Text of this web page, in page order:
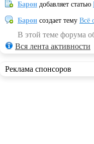
Барон добавляет статью
Барон создает тему Всё
В этой теме форума
Вся лента активности
Реклама спонсоров